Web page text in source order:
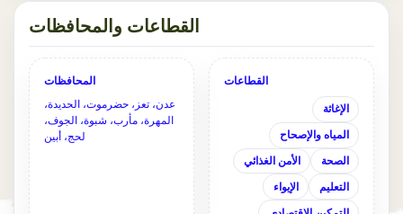
القطاعات والمحافظات
القطاعات
الإغاثة
المياه والإصحاح
الصحة الأمن الغذائي
التعليم الإيواء
المحافظات
عدن، تعز، حضرموت، الحديدة،
المهرة، مأرب، شبوة، الجوف،
لحج، أبين